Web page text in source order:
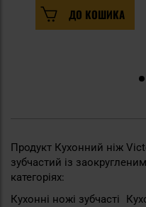
ДО КОШИКА
Продукт Кухонний ніж
зубчастий із
категоріях:
Кухонні ножі зубчасті